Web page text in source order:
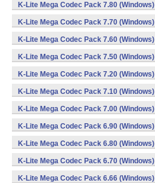
K-Lite Mega Codec Pack 7.80 (Windows)
K-Lite Mega Codec Pack 7.70 (Windows)
K-Lite Mega Codec Pack 7.60 (Windows)
K-Lite Mega Codec Pack 7.50 (Windows)
K-Lite Mega Codec Pack 7.20 (Windows)
K-Lite Mega Codec Pack 7.10 (Windows)
K-Lite Mega Codec Pack 7.00 (Windows)
K-Lite Mega Codec Pack 6.90 (Windows)
K-Lite Mega Codec Pack 6.80 (Windows)
K-Lite Mega Codec Pack 6.70 (Windows)
K-Lite Mega Codec Pack 6.66 (Windows)